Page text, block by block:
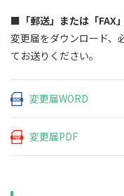
■「郵送」または「FAX
変更届をダウンロード、
てお送りください。
変更届WORD
変更届PDF